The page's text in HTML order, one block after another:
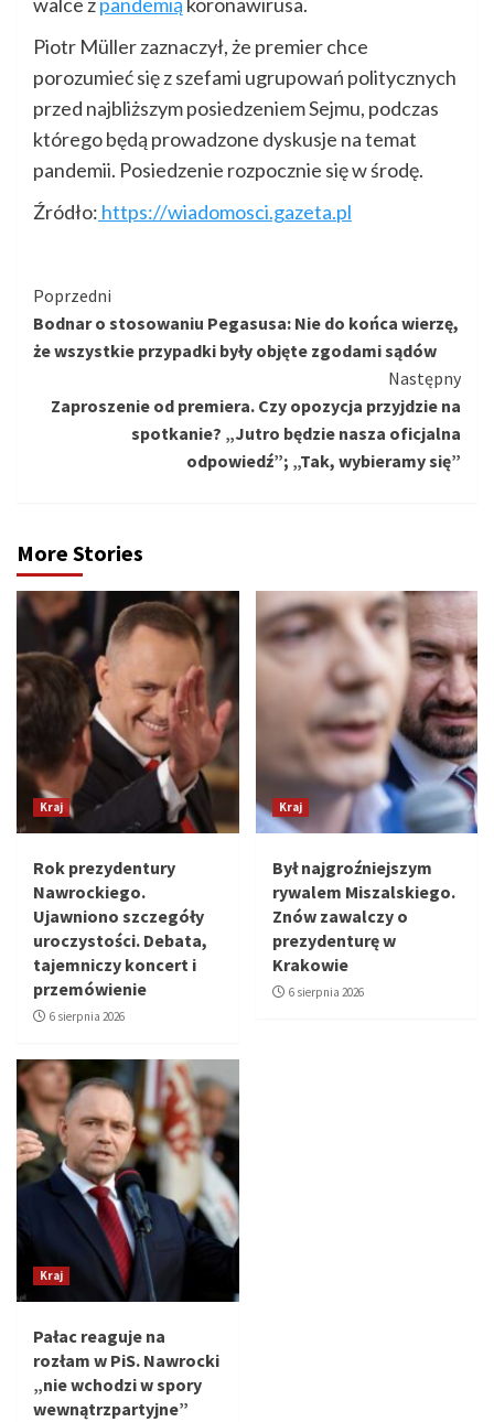
Piotr Müller zaznaczył, że premier chce
porozumieć się z szefami ugrupowań politycznych
przed najbliższym posiedzeniem Sejmu, podczas
którego będą prowadzone dyskusje na temat
pandemii. Posiedzenie rozpocznie się w środę.
Źródło: https://wiadomosci.gazeta.pl
Kontynuuj
czytanie
Poprzedni
Bodnar o stosowaniu Pegasusa: Nie do końca wierzę,
że wszystkie przypadki były objęte zgodami sądów
Następny
Zaproszenie od premiera. Czy opozycja przyjdzie na
spotkanie? „Jutro będzie nasza oficjalna
odpowiedź”; „Tak, wybieramy się”
More Stories
Kraj
Rok prezydentury
Nawrockiego.
Ujawniono szczegóły
uroczystości. Debata,
tajemniczy koncert i
przemówienie
6 sierpnia 2026
Kraj
Był najgroźniejszym
rywalem Miszalskiego.
Znów zawalczy o
prezydenturę w
Krakowie
6 sierpnia 2026
Kraj
Pałac reaguje na
rozłam w PiS. Nawrocki
„nie wchodzi w spory
wewnątrzpartyjne”